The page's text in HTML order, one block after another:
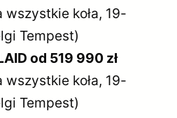
wszystkie koła, 19-
Tempest)
od 519 990 zł
wszystkie koła, 19-
Tempest)